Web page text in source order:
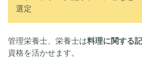
選定
管理栄養士、栄養士は料理に関する
資格を活かせます。